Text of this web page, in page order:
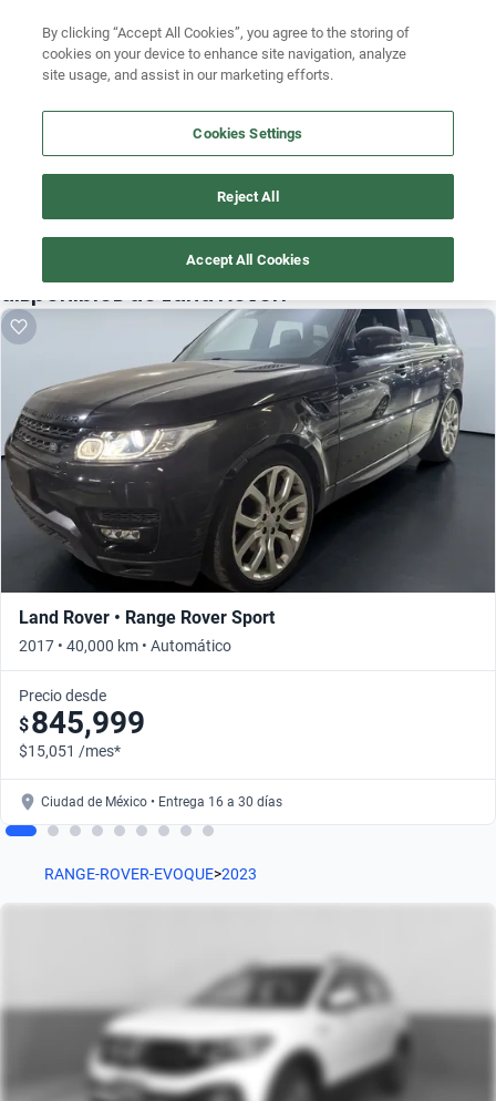
Ubicación
Busca por versión
Busca por año
Busca por modelo
¡Vaya! Alguien más se llevó este auto pero, aquí hay más que
¡Descubre otros modelos que tenemos
disponibles de Land Rover!
Land Rover • Range Rover Sport
2017 • 40,000 km • Automático
Precio desde
$845,999
$15,051 /mes*
Ciudad de México • Entrega 16 a 30 días
RANGE-ROVER-EVOQUE>2023
By clicking “Accept All Cookies”, you agree to the storing of
cookies on your device to enhance site navigation, analyze
site usage, and assist in our marketing efforts.
Cookies Settings
Reject All
Accept All Cookies